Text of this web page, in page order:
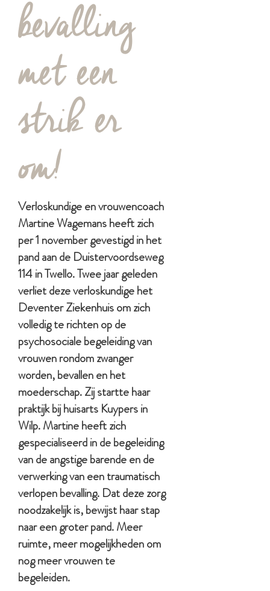
bevalling
met een
strik er
om!
Verloskundige en vrouwencoach
Martine Wagemans heeft zich
per 1 november gevestigd in het
pand aan de Duistervoordseweg
114 in Twello. Twee jaar geleden
verliet deze verloskundige het
Deventer Ziekenhuis om zich
volledig te richten op de
psychosociale begeleiding van
vrouwen rondom zwanger
worden, bevallen en het
moederschap. Zij startte haar
praktijk bij huisarts Kuypers in
Wilp. Martine heeft zich
gespecialiseerd in de begeleiding
van de angstige barende en de
verwerking van een traumatisch
verlopen bevalling. Dat deze zorg
noodzakelijk is, bewijst haar stap
naar een groter pand. Meer
ruimte, meer mogelijkheden om
nog meer vrouwen te
begeleiden.